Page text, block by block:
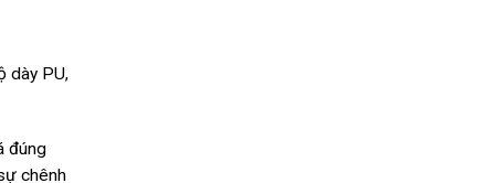
dày PU,
đúng
chênh